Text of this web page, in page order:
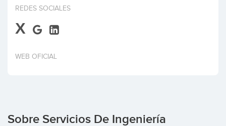
REDES SOCIALES
X
WEB OFICIAL
Sobre Servicios De Ingeniería